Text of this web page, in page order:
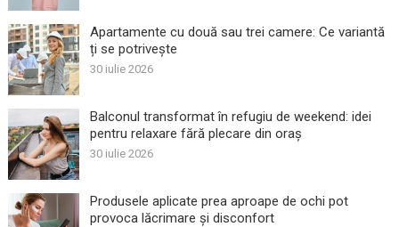
Apartamente cu două sau trei camere: Ce variantă
ți se potrivește
30 iulie 2026
Balconul transformat în refugiu de weekend: idei
pentru relaxare fără plecare din oraș
30 iulie 2026
Produsele aplicate prea aproape de ochi pot
provoca lăcrimare și disconfort